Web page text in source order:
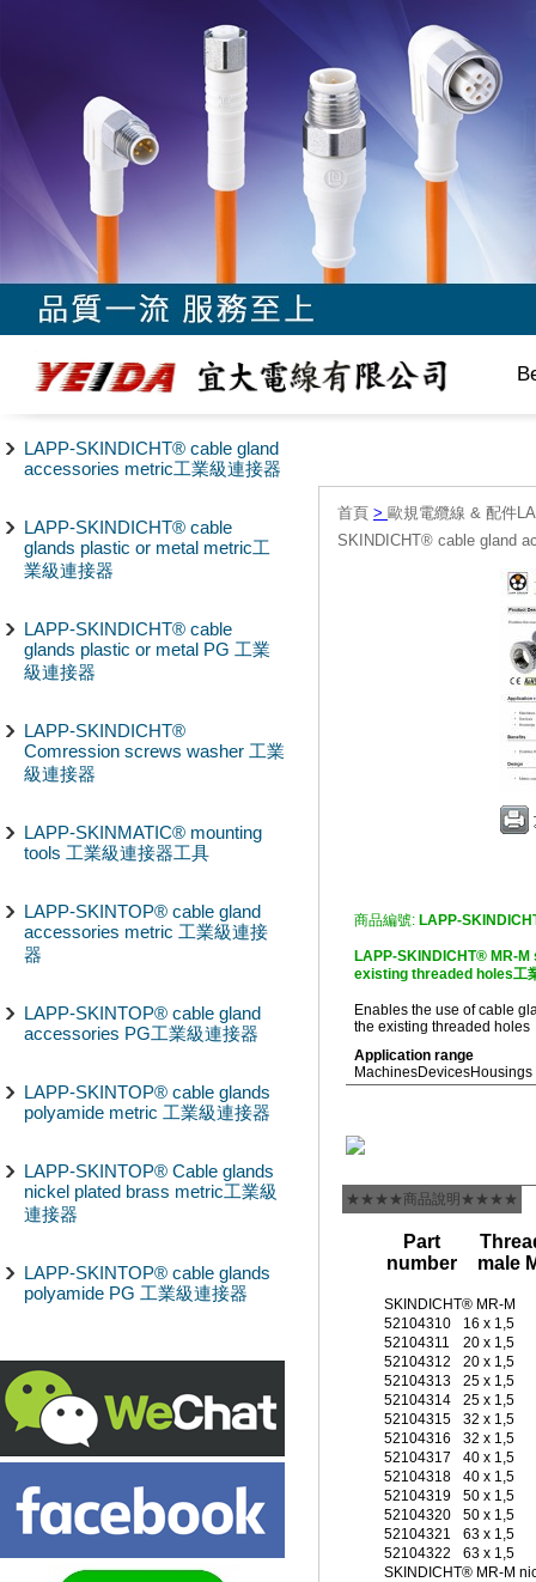
LAPP-SKINDICHT® cable gland
accessories metric工業級連接器
LAPP-SKINDICHT® cable
glands plastic or metal metric工
業級連接器
LAPP-SKINDICHT® cable
glands plastic or metal PG 工業
級連接器
LAPP-SKINDICHT®
Comression screws washer 工業
級連接器
LAPP-SKINMATIC® mounting
tools 工業級連接器工具
LAPP-SKINTOP® cable gland
accessories metric 工業級連接
器
LAPP-SKINTOP® cable gland
accessories PG工業級連接器
LAPP-SKINTOP® cable glands
polyamide metric 工業級連接器
LAPP-SKINTOP® Cable glands
nickel plated brass metric工業級
連接器
LAPP-SKINTOP® cable glands
polyamide PG 工業級連接器
首頁 > 歐規電纜線 & 配件
SKINDICHT® cable gland
商品編號: LAPP-
LAPP-SKINDICHT® MR-
existing threaded holes工
Enables the use of cable
the existing threaded holes
Application range
MachinesDevicesHousings
★★★★商品說明★★★★
Part
number
male
SKINDICHT® MR-M
52104310
16 x 1,5
52104311
20 x 1,5
52104312
20 x 1,5
52104313
25 x 1,5
52104314
25 x 1,5
52104315
32 x 1,5
52104316
32 x 1,5
52104317
40 x 1,5
52104318
40 x 1,5
52104319
50 x 1,5
52104320
50 x 1,5
52104321
63 x 1,5
52104322
63 x 1,5
SKINDICHT® MR-M